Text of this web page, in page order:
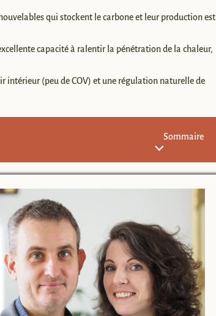
qui stockent le carbone et leur production est
capacité à ralentir la pénétration de la chaleur,
intérieur (peu de COV) et une régulation naturelle de
Sommaire